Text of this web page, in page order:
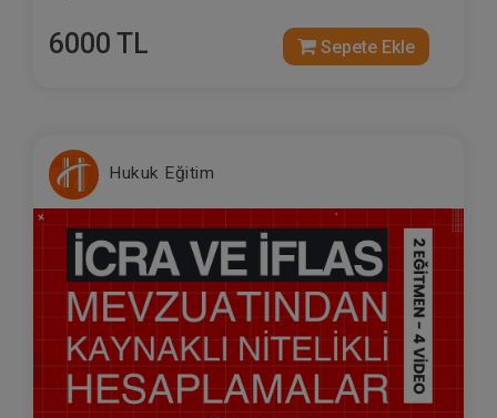
6000 TL Sepete Ekle
Hukuk Eğitim